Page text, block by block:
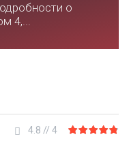
о
4,...
4.8 // 4